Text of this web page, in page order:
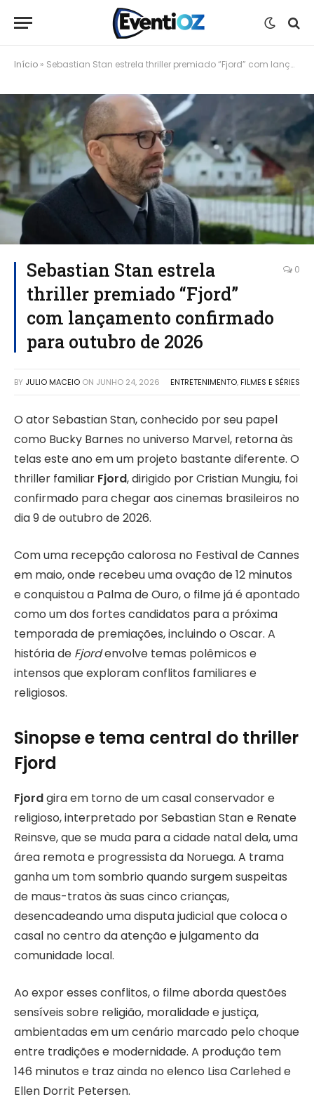
Início » Sebastian Stan estrela thriller premiado “Fjord” com lançamento confirmado para outubro de 2026
Sebastian Stan estrela
thriller premiado “Fjord”
com lançamento confirmado
para outubro de 2026
0
BY JULIO MACEIO ON JUNHO 24, 2026 ENTRETENIMENTO, FILMES E SÉRIES
O ator Sebastian Stan, conhecido por seu papel
como Bucky Barnes no universo Marvel, retorna às
telas este ano em um projeto bastante diferente. O
thriller familiar Fjord, dirigido por Cristian Mungiu, foi
confirmado para chegar aos cinemas brasileiros no
dia 9 de outubro de 2026.
Com uma recepção calorosa no Festival de Cannes
em maio, onde recebeu uma ovação de 12 minutos
e conquistou a Palma de Ouro, o filme já é apontado
como um dos fortes candidatos para a próxima
temporada de premiações, incluindo o Oscar. A
história de Fjordenvolve temas polêmicos e
intensos que exploram conflitos familiares e
religiosos.
Sinopse e tema central do thriller
Fjord
Fjordgira em torno de um casal conservador e
religioso, interpretado por Sebastian Stan e Renate
Reinsve, que se muda para a cidade natal dela, uma
área remota e progressista da Noruega. A trama
ganha um tom sombrio quando surgem suspeitas
de maus-tratos às suas cinco crianças,
desencadeando uma disputa judicial que coloca o
casal no centro da atenção e julgamento da
comunidade local.
Ao expor esses conflitos, o filme aborda questões
sensíveis sobre religião, moralidade e justiça,
ambientadas em um cenário marcado pelo choque
entre tradições e modernidade. A produção tem
146 minutos e traz ainda no elenco Lisa Carlehed e
Ellen Dorrit Petersen.